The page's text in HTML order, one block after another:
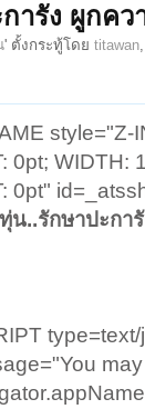
ารัง ผูกค
' ตั้งกระทู้โดย titawan,
style="Z-
0pt; WIDTH:
0pt"
น..รักษาปะกา